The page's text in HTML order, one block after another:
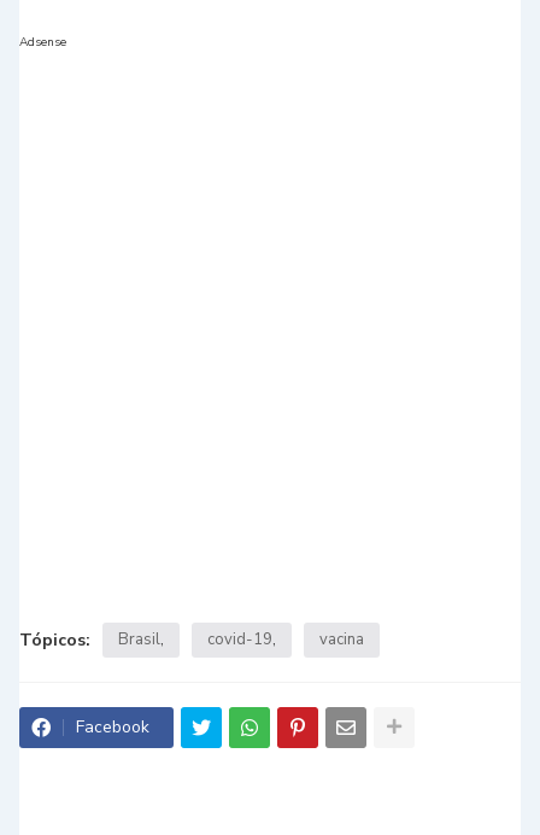
Adsense
Tópicos: Brasil covid-19 vacina
Facebook